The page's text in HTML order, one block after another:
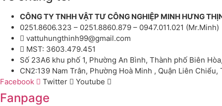
CÔNG TY TNHH VẬT TƯ CÔNG NGHIỆP MINH HƯNG
0251.8606.323 – 0251.8860.879 – 0947.011.021 (Mr.Minh)
vattuhungthinh99@gmail.com
MST: 3603.479.451
Số 23A6 khu phố 1, Phường An Bình, Thành phố Biên
CN2:139 Nam Trân, Phường Hoà Minh , Quận Liên Chiểu,
Facebook
Twitter Youtube
Fanpage